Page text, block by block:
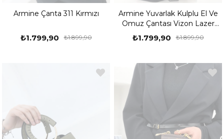
Armine Çanta 311 Kırmızı
₺1.799,90 ₺1.899,90
Armine Yuvarlak Kulplu El Ve
Omuz Çantası Vizon Lazer
260
₺1.799,90 ₺1.899,90